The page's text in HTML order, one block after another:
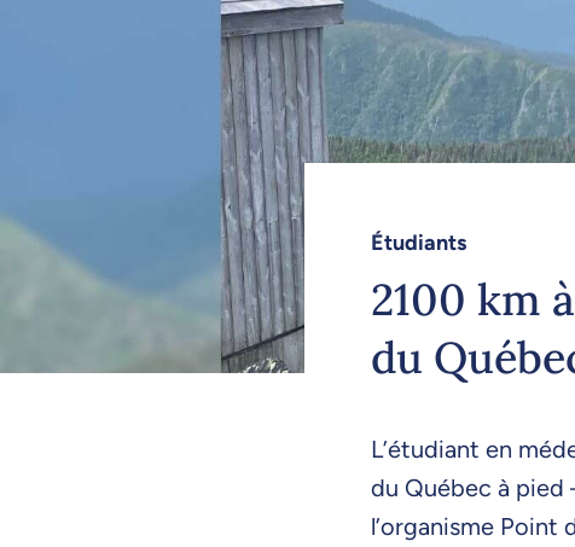
Étudiants
2100 km
du
L’étudiant en
du Québec à pied
l’organisme Point